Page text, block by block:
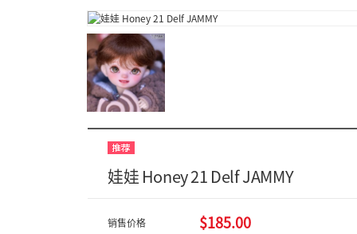
娃娃 Honey 21 Delf JAMMY
销售价格 $185.00